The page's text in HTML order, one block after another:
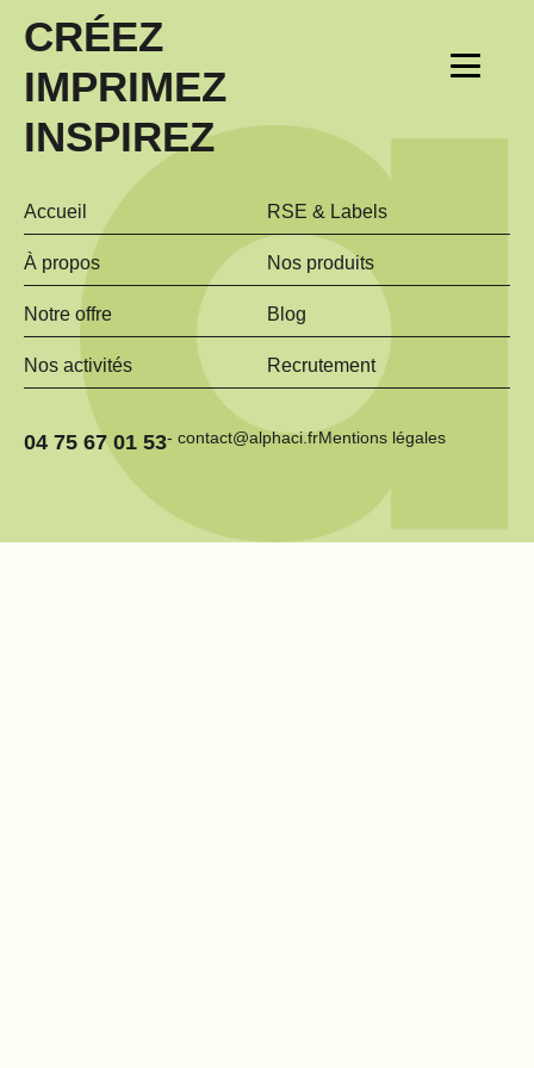
CRÉEZ
IMPRIMEZ
INSPIREZ
Accueil
À propos
Notre offre
Nos activités
RSE & Labels
Nos produits
Blog
Recrutement
04 75 67 01 53- contact@alphaci.frMentions légales